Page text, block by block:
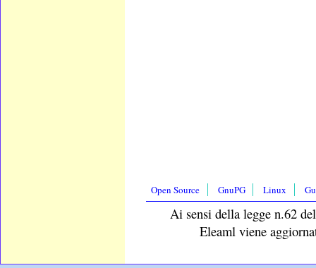
Open Source GnuPG Linux
Ai sensi della legge n.62
Eleaml viene